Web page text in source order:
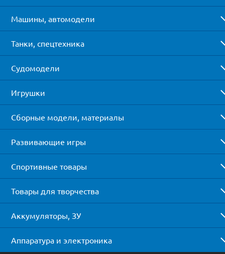
Машины, автомодели
Танки, спецтехника
Судомодели
Игрушки
Сборные модели, материалы
Развивающие игры
Спортивные товары
Товары для творчества
Аккумуляторы, ЗУ
Аппаратура и электроника